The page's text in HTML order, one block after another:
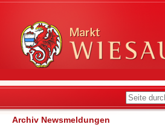
Archiv Newsmeldungen